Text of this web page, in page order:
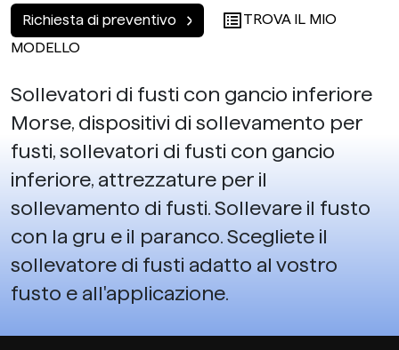
Richiesta di preventivo
TROVA IL MIO
MODELLO
Sollevatori di fusti con gancio inferiore
Morse, dispositivi di sollevamento per
fusti, sollevatori di fusti con gancio
inferiore, attrezzature per il
sollevamento di fusti. Sollevare il fusto
con la gru e il paranco. Scegliete il
sollevatore di fusti adatto al vostro
fusto e all'applicazione.